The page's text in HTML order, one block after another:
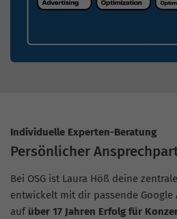
Individuelle Experten-Beratung
Persönlicher
Bei OSG ist Laura Höß deine
entwickelt mit dir passende Google
auf über 17 Jahren Erfolg für